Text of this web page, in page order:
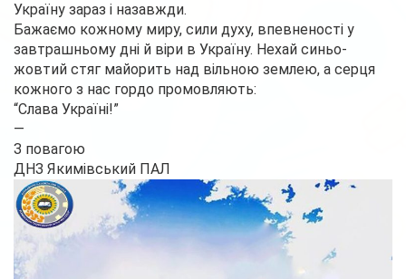
Україну зараз і назавжди.
Бажаємо кожному миру, сили духу, впевненості у
завтрашньому дні й віри в Україну. Нехай синьо-
жовтий стяг майорить над вільною землею, а серця
кожного з нас гордо промовляють:
“Слава Україні!”
—
З повагою
ДНЗ Якимівський ПАЛ